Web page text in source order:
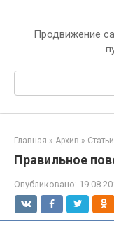
контентуПродвижение
Главная » Архив »
Правильное
Опубликовано: